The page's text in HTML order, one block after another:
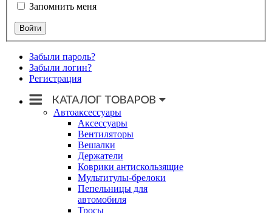
Запомнить меня
Забыли пароль?
Забыли логин?
Регистрация
Автоаксессуары
Аксессуары
Вентиляторы
Вешалки
Держатели
Коврики антискользящие
Мультитулы-брелоки
Пепельницы для
автомобиля
Тросы